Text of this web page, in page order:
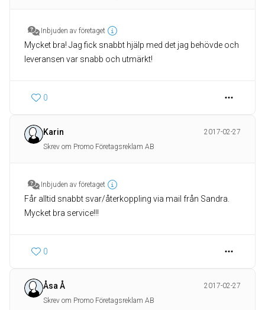
Inbjuden av företaget
Mycket bra! Jag fick snabbt hjälp med det jag behövde och
leveransen var snabb och utmärkt!
0
Karin
2017-02-27
Skrev om Promo Företagsreklam AB
Inbjuden av företaget
Får alltid snabbt svar/återkoppling via mail från Sandra.
0
Åsa Å
2017-02-27
Skrev om Promo Företagsreklam AB